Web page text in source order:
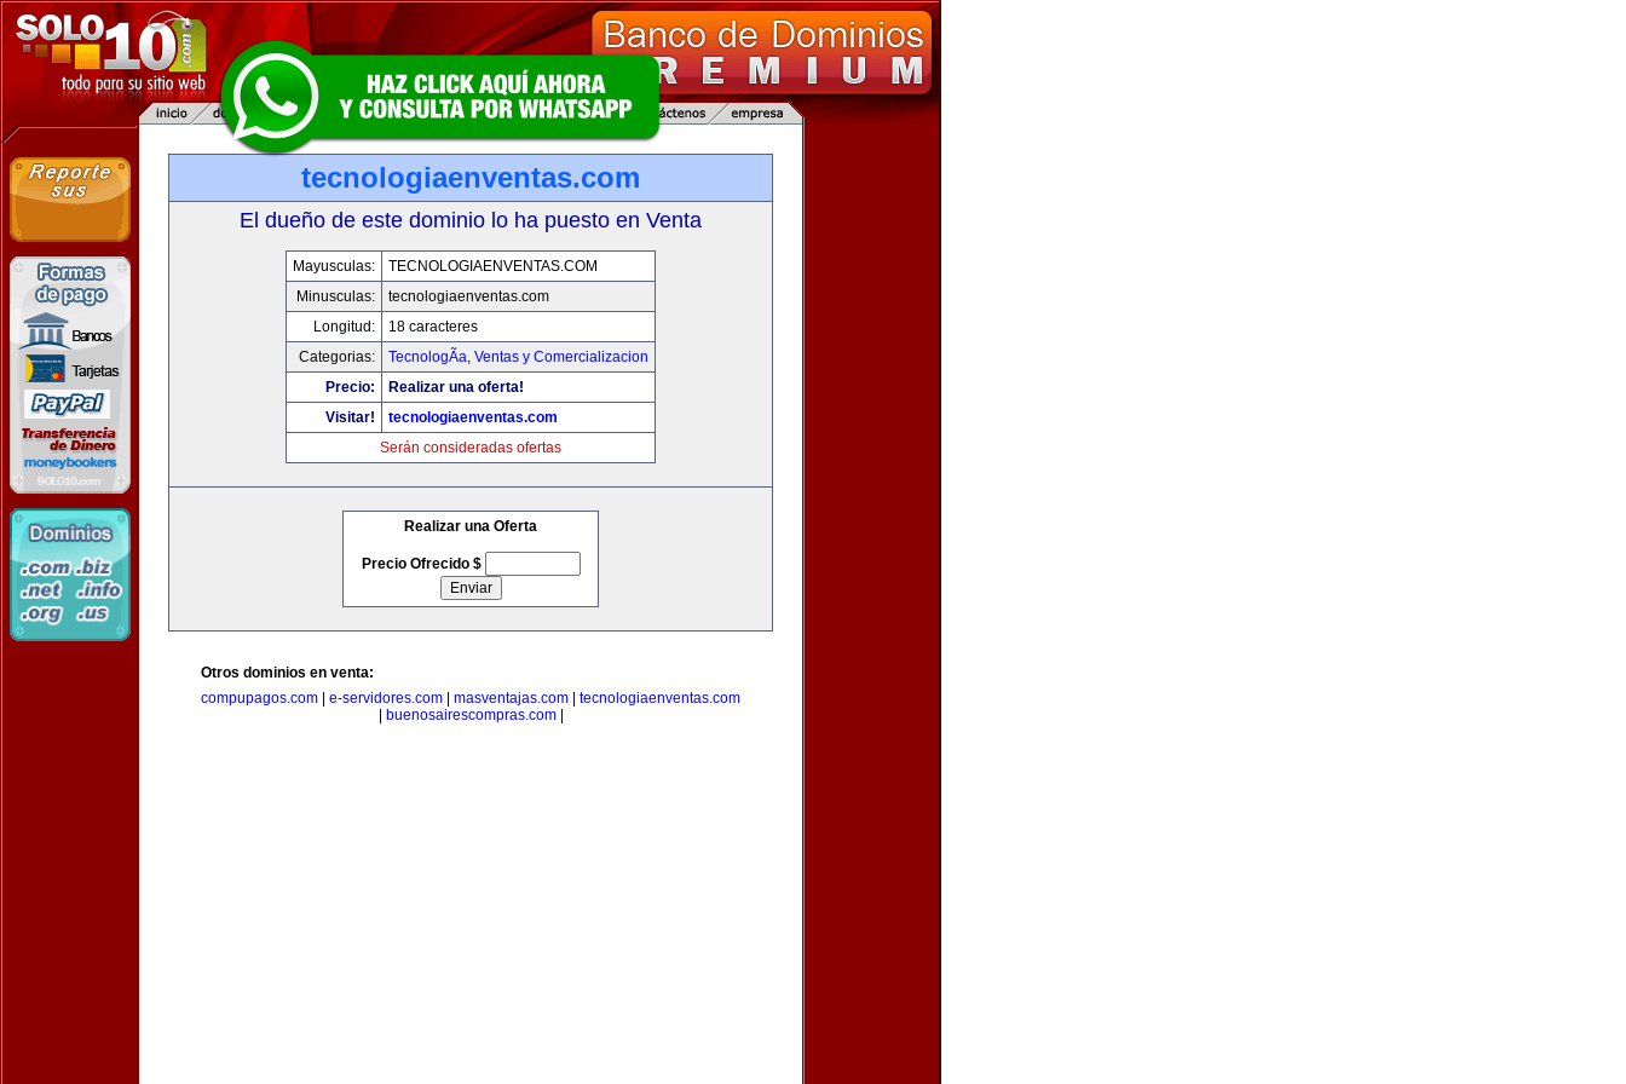
tecnologiaenventas.com
El dueño de este dominio lo ha puesto en Venta
Mayusculas:
TECNOLOGIAENVENTAS.COM
Minusculas:
tecnologiaenventas.com
Longitud:
18 caracteres
Categorias:
TecnologÃ­a, Ventas y Comercializacion
Precio:
Realizar una oferta!
Visitar!
tecnologiaenventas.com
Serán consideradas ofertas
Realizar una Oferta
Precio Ofrecido $
Otros dominios en venta:
compupagos.com
e-servidores.com masventajas.com
tecnologiaenventas.com
buenosairescompras.com|